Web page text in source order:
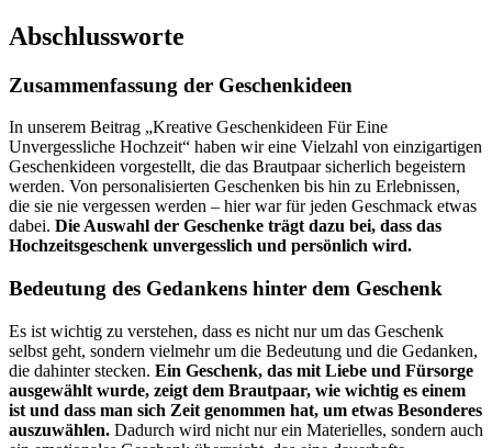
Abschlussworte
Zusammenfassung der Geschenkideen
In unserem Beitrag „Kreative Geschenkideen Für Eine
Unvergessliche Hochzeit“ haben wir eine Vielzahl von einzigartigen
Geschenkideen vorgestellt, die das Brautpaar sicherlich begeistern
werden. Von personalisierten Geschenken bis hin zu Erlebnissen,
die sie nie vergessen werden – hier war für jeden Geschmack etwas
dabei. Die Auswahl der Geschenke trägt dazu bei, dass das
Hochzeitsgeschenk unvergesslich und persönlich wird.
Bedeutung des Gedankens hinter dem Geschenk
Es ist wichtig zu verstehen, dass es nicht nur um das Geschenk
selbst geht, sondern vielmehr um die Bedeutung und die Gedanken,
die dahinter stecken. Ein Geschenk, das mit Liebe und Fürsorge
ausgewählt wurde, zeigt dem Brautpaar, wie wichtig es einem
ist und dass man sich Zeit genommen hat, um etwas Besonderes
auszuwählen. Dadurch wird nicht nur ein Materielles, sondern auch